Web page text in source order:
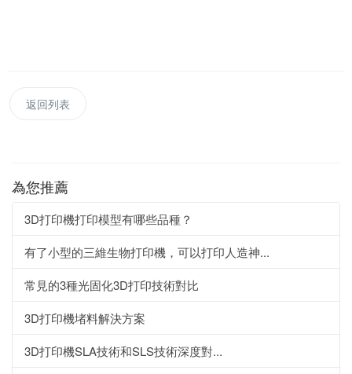
返回列表
為您推薦
3D打印機打印模型有哪些品種？
有了小型的三維生物打印機，可以打印人造神...
常見的3種光固化3D打印技術對比
3D打印機堵料解決方案
3D打印機SLA技術和SLS技術深度對...